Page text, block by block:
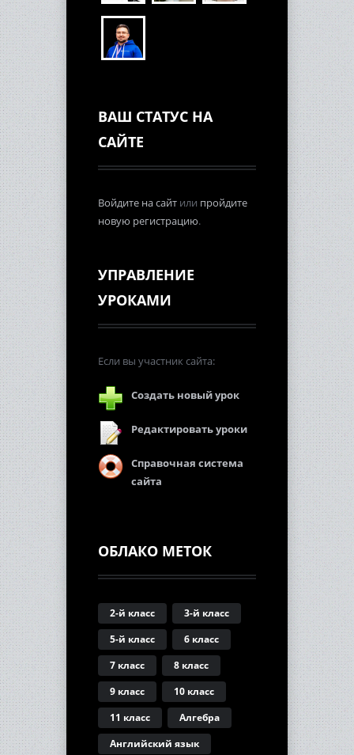
ВАШ СТАТУС НА
САЙТЕ
Войдите на сайт или пройдите
новую регистрацию.
УПРАВЛЕНИЕ
УРОКАМИ
Если вы участник сайта:
Создать новый урок
Редактировать уроки
Справочная система
сайта
ОБЛАКО МЕТОК
2-й класс
3-й класс
5-й класс
6 класс
7 класс
8 класс
9 класс
10 класс
11 класс
Алгебра
Английский язык